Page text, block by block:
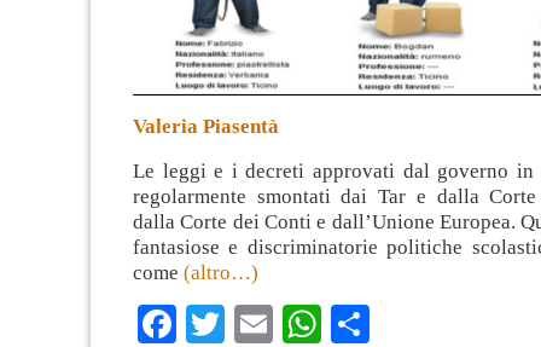
Valeria Piasentà
Le leggi e i decreti approvati dal governo in
regolarmente smontati dai Tar e dalla Corte
dalla Corte dei Conti e dall’Unione Europea.
fantasiose e discriminatorie politiche
come (altro…)
Facebook
TwitterEmailWhatsApp